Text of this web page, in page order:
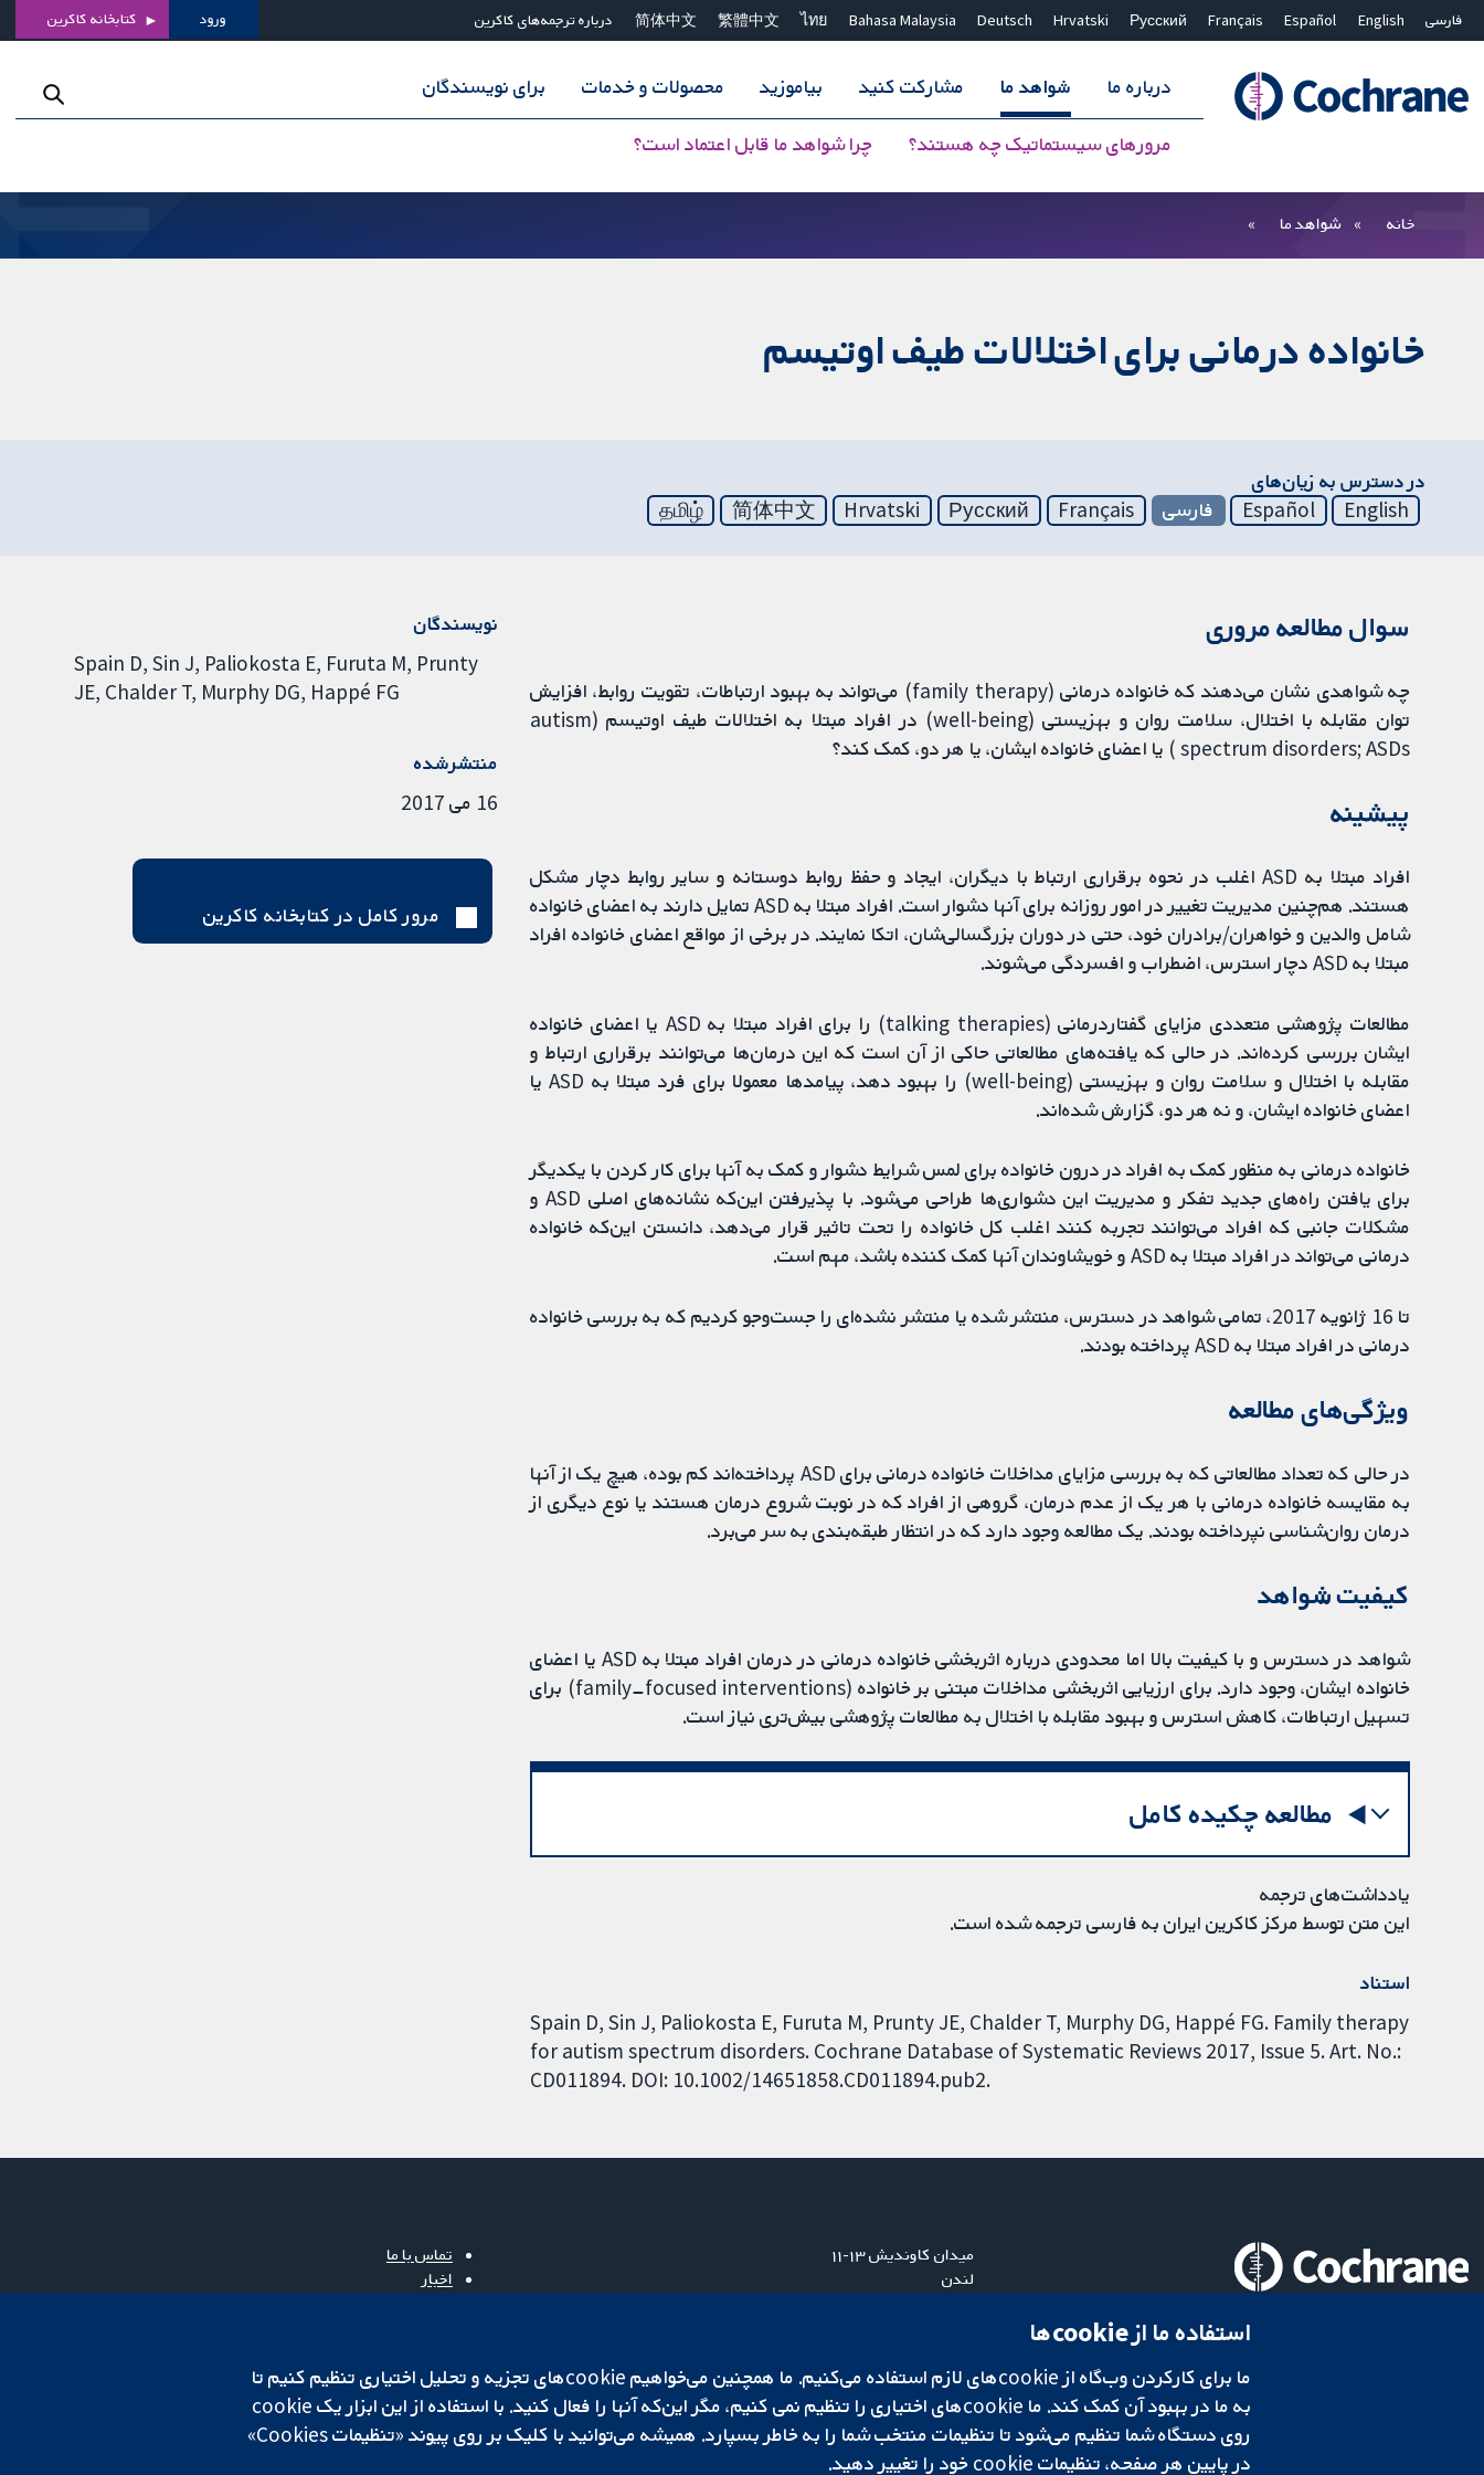
فارسی English
Español
Français
Русский
Hrvatski
Deutsch
Bahasa Malaysia
ไทย
繁體中文
简体中文 درباره ترجمه‌های کاکرین ورود کتابخانه کاکرین
درباره ما شواهد ما
مرورهای سیستماتیک چه هستند؟ چرا شواهد ما قابل اعتماد است؟
مشارکت کنید بیاموزید محصولات و خدمات برای نویسندگان
بستن جستجو ✖
خانه شواهد ما
خانواده ‌درمانی برای اختلالات طیف اوتیسم
در دسترس به زیان‌های
English
Español فارسی Français
Русский
Hrvatski
简体中文
தமிழ்
سوال مطالعه مروری
چه شواهدی نشان‌ می‌دهند که خانواده درمانی (family therapy) می‌تواند به بهبود ارتباطات، تقویت روابط، افزایش
توان مقابله با اختلال، سلامت روان و بهزیستی (well-being) در افراد مبتلا به اختلالات طیف اوتیسم (autism
spectrum disorders; ASDs ) یا اعضای خانواده ایشان، یا هر دو، کمک کند؟
پیشینه
افراد مبتلا به ASD اغلب در نحوه برقراری ارتباط با دیگران، ایجاد و حفظ روابط دوستانه و سایر روابط دچار مشکل
هستند. هم‌چنین مدیریت تغییر در امور روزانه برای آنها دشوار است. افراد مبتلا به ASD تمایل دارند به اعضای خانواده
شامل والدین و خواهران/برادران خود، حتی در دوران بزرگسالی‌شان، اتکا نمایند. در برخی از مواقع اعضای خانواده افراد
مبتلا به ASD دچار استرس، اضطراب و افسردگی می‌شوند.
مطالعات پژوهشی متعددی مزایای گفتاردرمانی (talking therapies) را برای افراد مبتلا به ASD یا اعضای خانواده
ایشان بررسی کرده‌اند. در حالی که یافته‌های مطالعاتی حاکی از آن است که این درمان‌ها می‌توانند برقراری ارتباط و
مقابله با اختلال و سلامت روان و بهزیستی (well-being) را بهبود دهد، پیامدها معمولا برای فرد مبتلا به ASD یا
اعضای خانواده ایشان، و نه هر دو، گزارش شده‌اند.
خانواده درمانی به منظور کمک به افراد در درون خانواده برای لمس شرایط دشوار و کمک به آنها برای کار کردن با یکدیگر
برای یافتن راه‌های جدید تفکر و مدیریت این دشواری‌ها طراحی می‌شود. با پذیرفتن این‌که نشانه‌های اصلی ASD و
مشکلات جانبی که افراد می‌توانند تجربه کنند اغلب کل خانواده را تحت تاثیر قرار می‌دهد، دانستن این‌که خانواده
درمانی می‌تواند در افراد مبتلا به ASD و خویشاوندان آنها کمک کننده باشد، مهم است.
تا 16 ژانویه 2017، تمامی شواهد در دسترس، منتشر شده یا منتشر نشده‌ای را جست‌وجو کردیم که به بررسی خانواده
درمانی در افراد مبتلا به ASD پرداخته بودند.
ویژگی‌های مطالعه
در حالی که تعداد مطالعاتی که به بررسی مزایای مداخلات خانواده درمانی برای ASD پرداخته‌اند کم بوده، هیچ یک از آنها
به مقایسه خانواده درمانی با هر یک از عدم درمان، گروهی از افراد که در نوبت شروع درمان هستند یا نوع دیگری از
درمان روان‌شناسی نپرداخته بودند. یک مطالعه وجود دارد که در انتظار طبقه‌بندی به سر می‌برد.
کیفیت شواهد
شواهد در دسترس و با کیفیت بالا اما محدودی درباره اثربخشی خانواده درمانی در درمان افراد مبتلا به ASD یا اعضای
خانواده ایشان، وجود دارد. برای ارزیایی اثربخشی مداخلات مبتنی بر خانواده (family‐focused interventions) برای
تسهیل ارتباطات، کاهش استرس و بهبود مقابله با اختلال به مطالعات پژوهشی بیش‌تری نیاز است.
مطالعه چکیده کامل
یادداشت‌های ترجمه
این متن توسط مرکز کاکرین ایران به فارسی ترجمه شده است.
استناد
Spain D, Sin J, Paliokosta E, Furuta M, Prunty JE, Chalder T, Murphy DG, Happé FG. Family therapy
for autism spectrum disorders. Cochrane Database of Systematic Reviews 2017, Issue 5. Art. No.:
CD011894. DOI: 10.1002/14651858.CD011894.pub2.
نویسندگان
Spain D Sin J Paliokosta E Furuta M Prunty
JE Chalder T Murphy DG Happé FG
منتشرشده
16 می 2017
مرور کامل در کتابخانه کاکرین
میدان کاوندیش ۱۳-۱۱
لندن
تماس با ما
اخبار
Cochrane Library
شبکه همکاری کاکرین، یک مؤسسه خیریه (شماره 1045921) و یک شرکت با مسئولیت محدود به‌صورت ضمانت (شماره 03044323) ثبت‌شده در انگلستان و ولز است. شماره ثبت مالیات بر ارزش افزوده: GB 718 2127 49.
استفاده ما از cookie‌ها
ما برای کارکردن وب‌گاه از cookie‌های لازم استفاده می‌کنیم. ما همچنین می‌خواهیم cookie‌های تجزیه و تحلیل اختیاری تنظیم کنیم تا
روی دستگاه شما تنظیم می‌شود تا تنظیمات منتخب شما را به خاطر بسپارد. همیشه می‌توانید با کلیک بر روی پیوند «تنظیمات Cookies»
در پایین هر صفحه، تنظیمات cookie‌ خود را تغییر دهید.